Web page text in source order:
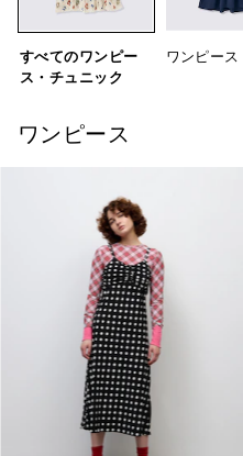
すべてのワンピー
ス・チュニック
ワンピース
ワンピース